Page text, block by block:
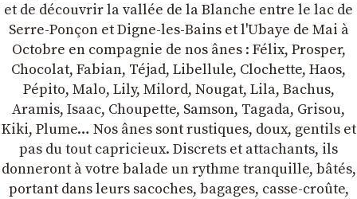
et de découvrir la vallée de la Blanche entre le lac de
Serre-Ponçon et Digne-les-Bains et l'Ubaye de Mai à
Octobre en compagnie de nos ânes : Félix, Prosper,
Chocolat, Fabian, Téjad, Libellule, Clochette, Haos,
Pépito, Malo, Lily, Milord, Nougat, Lila, Bachus,
Aramis, Isaac, Choupette, Samson, Tagada, Grisou,
Kiki, Plume… Nos ânes sont rustiques, doux, gentils et
pas du tout capricieux. Discrets et attachants, ils
donneront à votre balade un rythme tranquille, bâtés,
portant dans leurs sacoches, bagages, casse-croûte,